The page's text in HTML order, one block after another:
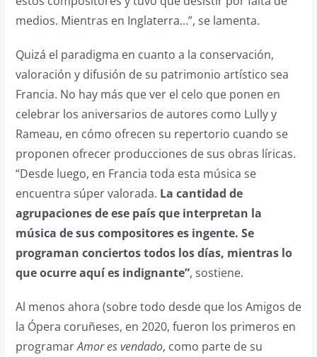
medios. Mientras en Inglaterra…”, se lamenta.
Quizá el paradigma en cuanto a la conservación,
valoración y difusión de su patrimonio artístico sea
Francia. No hay más que ver el celo que ponen en
celebrar los aniversarios de autores como Lully y
Rameau, en cómo ofrecen su repertorio cuando se
proponen ofrecer producciones de sus obras líricas.
“Desde luego, en Francia toda esta música se
encuentra súper valorada. La cantidad de
agrupaciones de ese país que interpretan la
música de sus compositores es ingente. Se
programan conciertos todos los días, mientras lo
que ocurre aquí es indignante”, sostiene.
Al menos ahora (sobre todo desde que los Amigos de
la Ópera coruñeses, en 2020, fueron los primeros en
programarAmor es vendado, como parte de su